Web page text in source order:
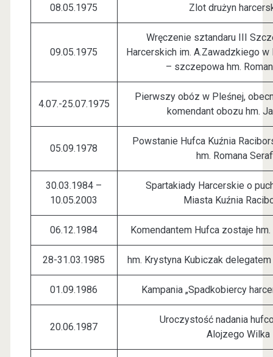
08.05.1975 Zlot drużyn
09.05.1975
Wręczenie sztandaru III
Harcerskich im. A.Zawadzkiego w
– szczepowa hm.
4.07.-25.07.1975
Pierwszy obóz w Pleśnej,
komendant obozu hm.
05.09.1978
Powstanie Hufca Kuźnia
hm. Romana
30.03.1984 –
10.05.2003
Spartakiady Harcerskie o
Miasta Kuźnia
06.12.1984 Komendantem Hufca zostaje hm.
28-31.03.1985 hm. Krystyna Kubiczak
01.09.1986 Kampania „Spadkobiercy
20.06.1987
Uroczystość nadania
Alojzego Wilka